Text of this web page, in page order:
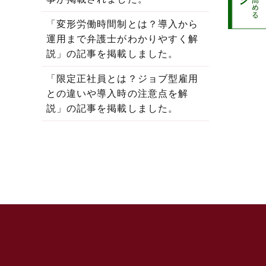
「変形労働時間制とは？導入から
運用まで弁護士がわかりやすく解
説」の記事を掲載しました。
「限定正社員とは？ジョブ型雇用
との違いや導入時の注意点を解
説」の記事を掲載しました。